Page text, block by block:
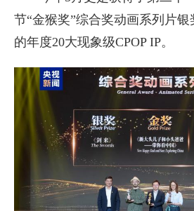
节“金猴奖”综合奖动画系列片
的年度20大现象级CPOP IP。